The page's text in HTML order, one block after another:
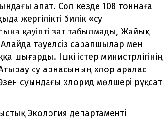
апат. Сол кезде 108 тоннаға
жергілікті билік «су
қауіпті зат табылмады, Жайық
Алайда тәуелсіз сарапшылар мен
шығарды. Ішкі істер министрлігінің
су арнасының хлор аралас
суындағы хлорид мөлшері рұқсат
Экология департаменті